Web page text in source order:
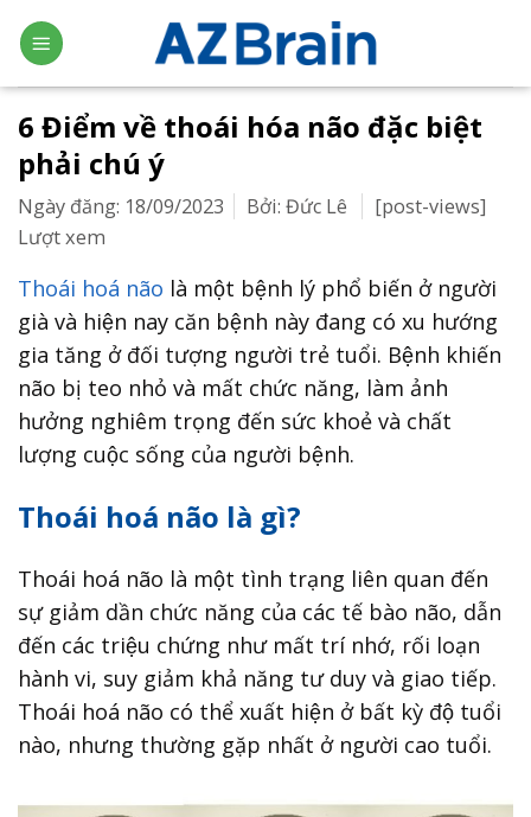
Skip
to
content
6 Điểm về thoái hóa não đặc biệt
phải chú ý
Ngày đăng: 18/09/2023 Bởi: Đức Lê
[post-views]
Lượt xem
Thoái hoá não là một bệnh lý phổ biến ở người
già và hiện nay căn bệnh này đang có xu hướng
gia tăng ở đối tượng người trẻ tuổi. Bệnh khiến
não bị teo nhỏ và mất chức năng, làm ảnh
hưởng nghiêm trọng đến sức khoẻ và chất
lượng cuộc sống của người bệnh.
Thoái hoá não là gì?
Thoái hoá não là một tình trạng liên quan đến
sự giảm dần chức năng của các tế bào não, dẫn
đến các triệu chứng như mất trí nhớ, rối loạn
hành vi, suy giảm khả năng tư duy và giao tiếp.
Thoái hoá não có thể xuất hiện ở bất kỳ độ tuổi
nào, nhưng thường gặp nhất ở người cao tuổi.